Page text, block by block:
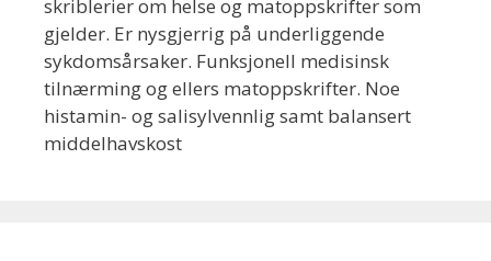
skriblerier om helse og matoppskrifter som
gjelder. Er nysgjerrig på underliggende
sykdomsårsaker. Funksjonell medisinsk
tilnærming og ellers matoppskrifter. Noe
histamin- og salisylvennlig samt balansert
middelhavskost